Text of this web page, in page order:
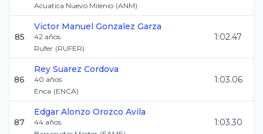
Acuatica Nuevo Milenio (ANM)
85
Victor Manuel Gonzalez Garza
42 años
Rufer (RUFER)
1:02.47
86
Rey Suarez Cordova
40 años
Enca (ENCA)
1:03.06
87
Edgar Alonzo Orozco Avila
44 años
1:03.30